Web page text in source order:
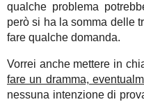
qualche problema
però si ha la somma delle
fare qualche domanda.
Vorrei anche mettere in
fare un dramma,
nessuna intenzione di